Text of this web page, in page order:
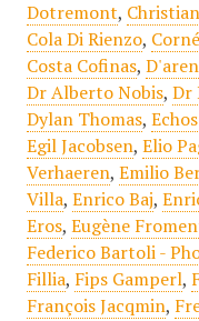
Dotremont,
Cola Di Rienzo,
Costa Cofinas,
Dr Alberto Nobis, Dr
Dylan Thomas,
Egil Jacobsen, Elio
Verhaeren, Emilio
Villa, Enrico Baj,
Eros, Eugène
Federico Bartoli -
Fillia, Fips Gamperl,
François Jacqmin,